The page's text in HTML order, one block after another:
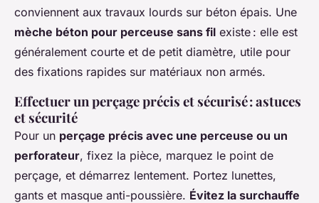
conviennent aux travaux lourds sur béton épais. Une
mèche béton pour perceuse sans fil existe : elle est
généralement courte et de petit diamètre, utile pour
des fixations rapides sur matériaux non armés.
Effectuer un perçage précis et sécurisé : astuces
et sécurité
Pour un perçage précis avec une perceuse ou un
perforateur, fixez la pièce, marquez le point de
perçage, et démarrez lentement. Portez lunettes,
gants et masque anti-poussière. Évitez la surchauffe